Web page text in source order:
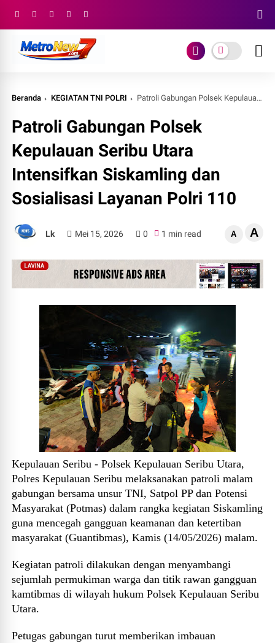
Beranda KEGIATAN TNI POLRI Patroli Gabungan Polsek Kepulauan Seribu Utara Intensifkan Siskamling dan Sosialisasi Layanan Polri 110
Patroli Gabungan Polsek
Kepulauan Seribu Utara
Intensifkan Siskamling dan
Sosialisasi Layanan Polri 110
Lk Mei 15, 2026 0 1 min read A A
Kepulauan Seribu - Polsek Kepulauan Seribu Utara,
Polres Kepulauan Seribu melaksanakan patroli malam
gabungan bersama unsur TNI, Satpol PP dan Potensi
Masyarakat (Potmas) dalam rangka kegiatan Siskamling
guna mencegah gangguan keamanan dan ketertiban
masyarakat (Guantibmas), Kamis (14/05/2026) malam.
Kegiatan patroli dilakukan dengan menyambangi
sejumlah permukiman warga dan titik rawan gangguan
kamtibmas di wilayah hukum Polsek Kepulauan Seribu
Utara.
Petugas gabungan turut memberikan imbauan